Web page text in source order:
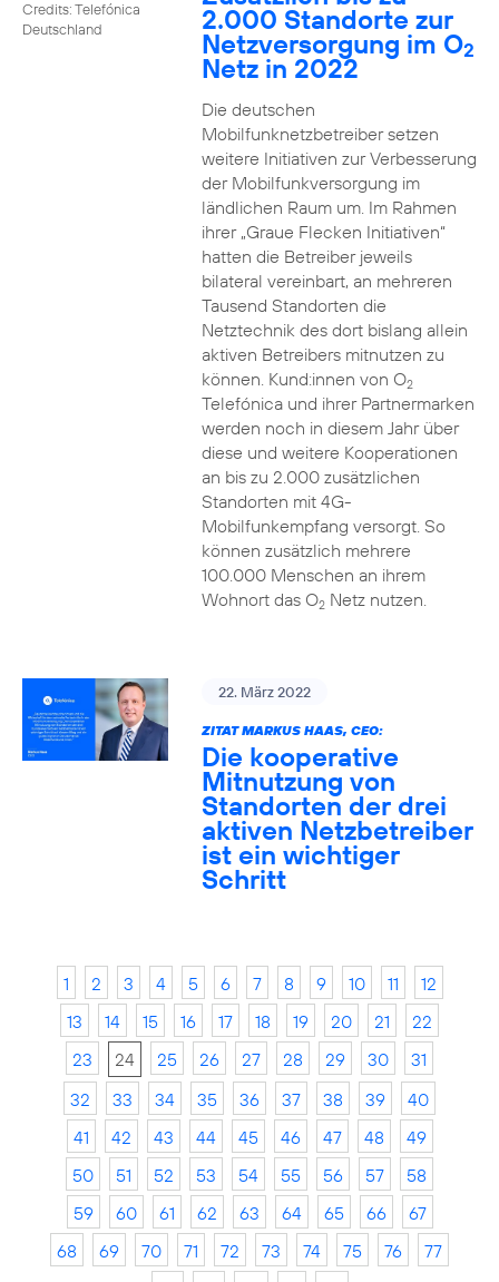
Credits: Telefónica
Deutschland
2.000 Standorte zur
Netzversorgung im O2
Netz in 2022
Die deutschen
Mobilfunknetzbetreiber setzen
weitere Initiativen zur Verbesserung
der Mobilfunkversorgung im
ländlichen Raum um. Im Rahmen
ihrer „Graue Flecken Initiativen“
hatten die Betreiber jeweils
bilateral vereinbart, an mehreren
Tausend Standorten die
Netztechnik des dort bislang allein
aktiven Betreibers mitnutzen zu
können. Kund:innen von O2
Telefónica und ihrer Partnermarken
werden noch in diesem Jahr über
diese und weitere Kooperationen
an bis zu 2.000 zusätzlichen
Standorten mit 4G-
Mobilfunkempfang versorgt. So
können zusätzlich mehrere
100.000 Menschen an ihrem
Wohnort das O2Netz nutzen.
22. März 2022
ZITAT MARKUS HAAS, CEO:
Die kooperative
Mitnutzung von
Standorten der drei
aktiven Netzbetreiber
ist ein wichtiger
Schritt
1 2 3 4 5 6 7 8 9 10 11
12
13
14 15 16 17 18 19 20 21
22
23
24 25 26 27 28 29 30
31
32
33 34 35 36 37 38 39
40
41
42 43 44 45 46 47 48
49
50
51 52 53 54 55 56 57
58
59
60 61 62 63 64 65 66
67
68
69 70 71 72 73 74 75 76
77